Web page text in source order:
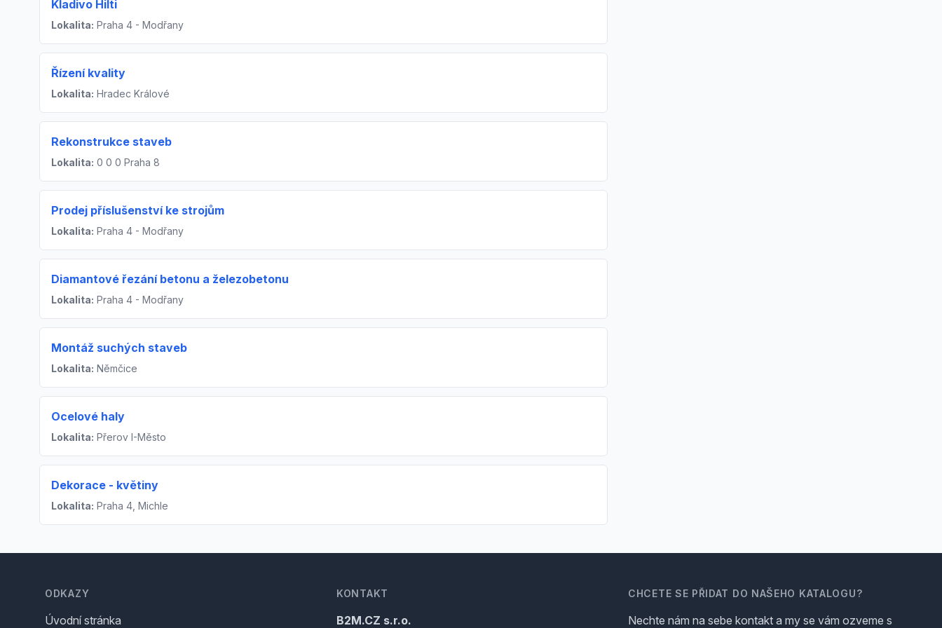
Kladivo Hilti
Lokalita: Praha 4 - Modřany
Řízení kvality
Lokalita: Hradec Králové
Rekonstrukce staveb
Lokalita: 0 0 0 Praha 8
Prodej příslušenství ke strojům
Lokalita: Praha 4 - Modřany
Diamantové řezání betonu a železobetonu
Lokalita: Praha 4 - Modřany
Montáž suchých staveb
Lokalita: Němčice
Ocelové haly
Lokalita: Přerov I-Město
Dekorace - květiny
Lokalita: Praha 4, Michle
ODKAZY
Úvodní stránka
KONTAKT
B2M.CZ s.r.o.
CHCETE SE PŘIDAT DO NAŠEHO KATALOGU?
Nechte nám na sebe kontakt a my se vám ozveme s